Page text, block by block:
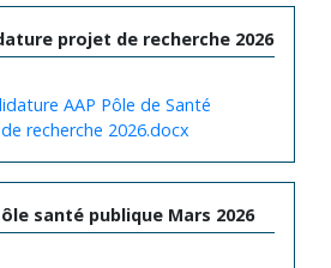
projet de recherche 2026
AAP Pôle de Santé
recherche 2026.docx
santé publique Mars 2026